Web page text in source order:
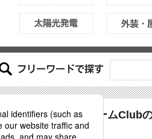
PanasonicリフォームClub
パナソニックが推奨する